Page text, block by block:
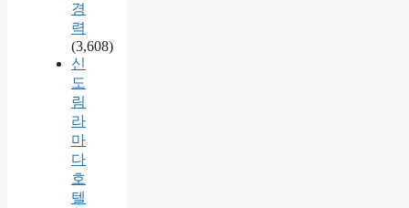
경
력
(3,608)
신
도
림
라
마
다
호
텔